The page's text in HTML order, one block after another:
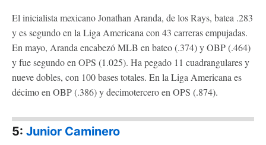
El inicialista mexicano Jonathan Aranda, de los Rays, batea .283
y es segundo en la Liga Americana con 43 carreras empujadas.
En mayo, Aranda encabezó MLB en bateo (.374) y OBP (.464)
y fue segundo en OPS (1.025). Ha pegado 11 cuadrangulares y
nueve dobles, con 100 bases totales. En la Liga Americana es
décimo en OBP (.386) y decimotercero en OPS (.874).
5: Junior Caminero